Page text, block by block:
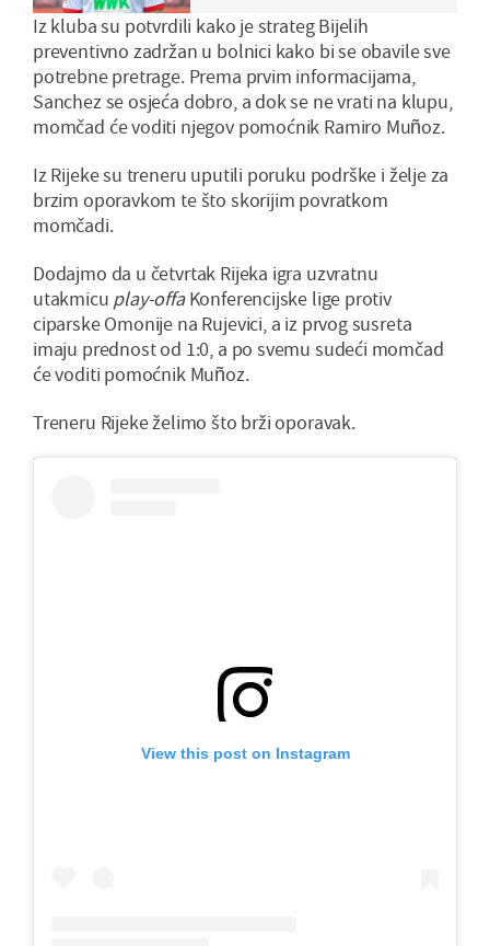
Iz kluba su potvrdili kako je strateg Bijelih
preventivno zadržan u bolnici kako bi se obavile sve
potrebne pretrage. Prema prvim informacijama,
Sanchez se osjeća dobro, a dok se ne vrati na klupu,
momčad će voditi njegov pomoćnik Ramiro Muñoz.
Iz Rijeke su treneru uputili poruku podrške i želje za
brzim oporavkom te što skorijim povratkom
momčadi.
Dodajmo da u četvrtak Rijeka igra uzvratnu
utakmicu play-offaKonferencijske lige protiv
ciparske Omonije na Rujevici, a iz prvog susreta
imaju prednost od 1:0, a po svemu sudeći momčad
će voditi pomoćnik Muñoz.
Treneru Rijeke želimo što brži oporavak.
View this post on Instagram